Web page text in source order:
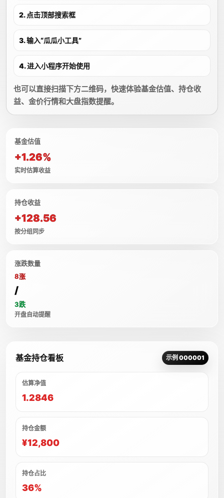
2. 点击顶部搜索框
3. 输入“瓜瓜小工具”
4. 进入小程序开始使用
也可以直接扫描下方二维码，快速体验基金估值、持仓收
益、金价行情和大盘指数提醒。
基金估值
+1.26%
实时估算收益
持仓收益
+128.56
按分组同步
涨跌数量
8涨
/
3跌
开盘自动提醒
基金持仓看板 示例 000001
估算净值
1.2846
持仓金额
¥12,800
持仓占比
36%